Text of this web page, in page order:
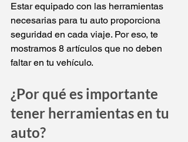
Estar equipado con las herramientas
necesarias para tu auto proporciona
seguridad en cada viaje. Por eso, te
mostramos 8 artículos que no deben
faltar en tu vehículo.
¿Por qué es importante
tener herramientas en tu
auto?